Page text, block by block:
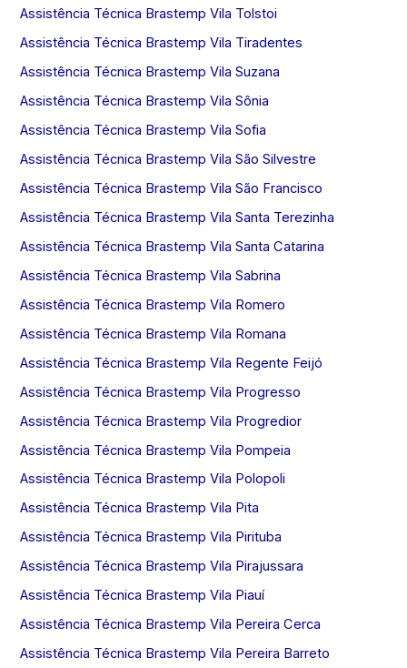
Assistência Técnica Brastemp Vila Tolstoi
Assistência Técnica Brastemp Vila Tiradentes
Assistência Técnica Brastemp Vila Suzana
Assistência Técnica Brastemp Vila Sônia
Assistência Técnica Brastemp Vila Sofia
Assistência Técnica Brastemp Vila São Silvestre
Assistência Técnica Brastemp Vila São Francisco
Assistência Técnica Brastemp Vila Santa Terezinha
Assistência Técnica Brastemp Vila Santa Catarina
Assistência Técnica Brastemp Vila Sabrina
Assistência Técnica Brastemp Vila Romero
Assistência Técnica Brastemp Vila Romana
Assistência Técnica Brastemp Vila Regente Feijó
Assistência Técnica Brastemp Vila Progresso
Assistência Técnica Brastemp Vila Progredior
Assistência Técnica Brastemp Vila Pompeia
Assistência Técnica Brastemp Vila Polopoli
Assistência Técnica Brastemp Vila Pita
Assistência Técnica Brastemp Vila Pirituba
Assistência Técnica Brastemp Vila Pirajussara
Assistência Técnica Brastemp Vila Piauí
Assistência Técnica Brastemp Vila Pereira Cerca
Assistência Técnica Brastemp Vila Pereira Barreto